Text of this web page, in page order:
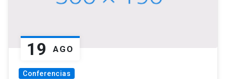
19 AGO
Conferencias